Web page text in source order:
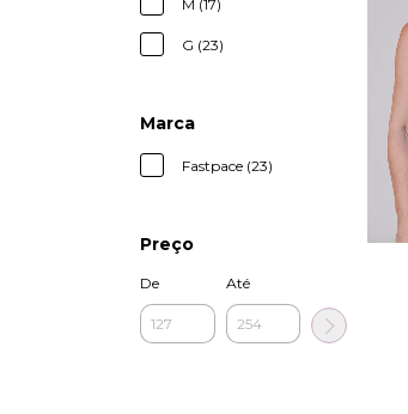
M (17)
G (23)
Marca
Fastpace (23)
Preço
De Até